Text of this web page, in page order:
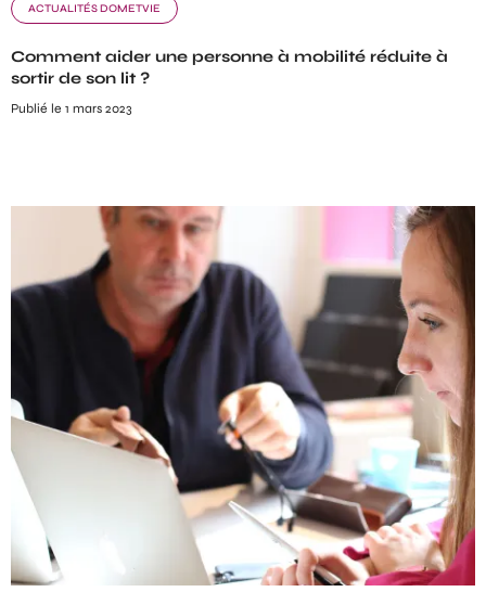
ACTUALITÉS DOMETVIE
Comment aider une personne à mobilité réduite à
sortir de son lit ?
Publié le 1 mars 2023